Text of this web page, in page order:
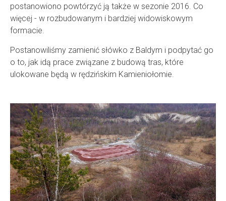
postanowiono powtórzyć ją także w sezonie 2016. Co
więcej - w rozbudowanym i bardziej widowiskowym
formacie.
Postanowiliśmy zamienić słówko z Baldym i podpytać go
o to, jak idą prace związane z budową tras, które
ulokowane będą w rędzińskim Kamieniołomie.